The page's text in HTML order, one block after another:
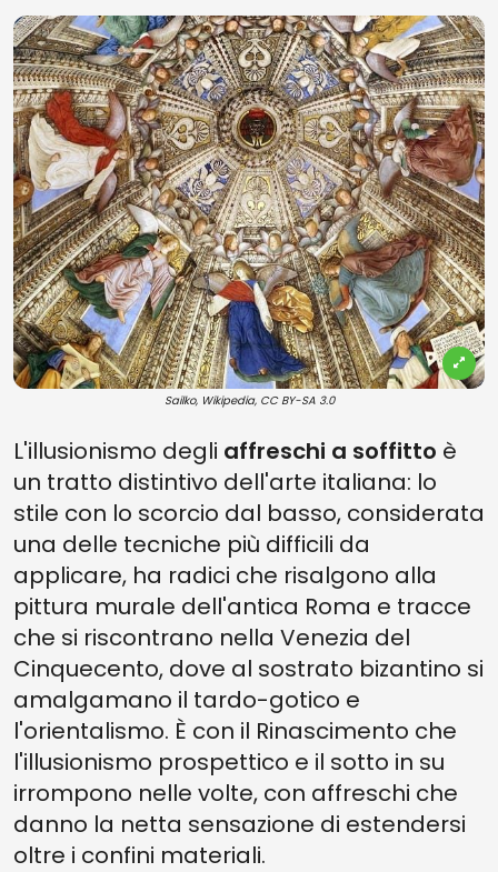
Sailko, Wikipedia, CC BY-SA 3.0
L'illusionismo degli affreschi a soffitto è
un tratto distintivo dell'arte italiana: lo
stile con lo scorcio dal basso, considerata
una delle tecniche più difficili da
applicare, ha radici che risalgono alla
pittura murale dell'antica Roma e tracce
che si riscontrano nella Venezia del
Cinquecento, dove al sostrato bizantino si
amalgamano il tardo-gotico e
l'orientalismo. È con il Rinascimento che
l'illusionismo prospettico e il sotto in su
irrompono nelle volte, con affreschi che
danno la netta sensazione di estendersi
oltre i confini materiali.